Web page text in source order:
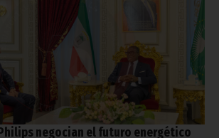
negocian el futuro energético